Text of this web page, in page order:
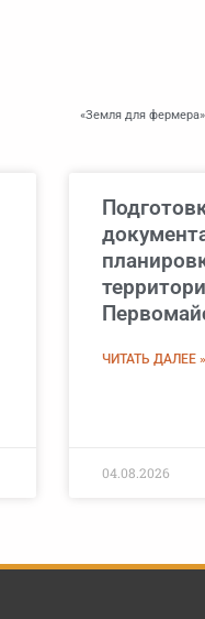
«Земля для
ЧИТАТЬ ДАЛЕЕ »
04.08.2026